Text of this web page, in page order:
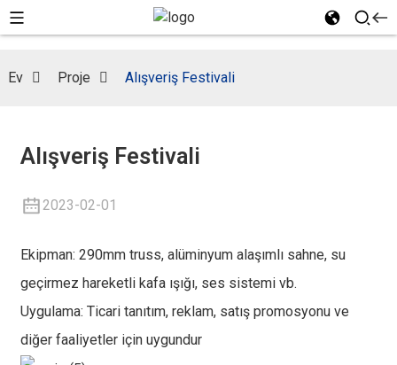
Ev Proje Alışveriş Festivali
Alışveriş Festivali
2023-02-01
Ekipman: 290mm truss, alüminyum alaşımlı sahne, su
geçirmez hareketli kafa ışığı, ses sistemi vb.
Uygulama: Ticari tanıtım, reklam, satış promosyonu ve
diğer faaliyetler için uygundur